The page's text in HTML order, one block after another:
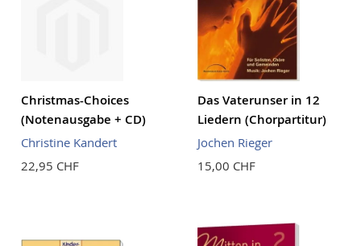
Christmas-Choices
(Notenausgabe + CD)
Christine Kandert
22,95 CHF
Das Vaterunser in 12
Liedern (Chorpartitur)
Jochen Rieger
15,00 CHF